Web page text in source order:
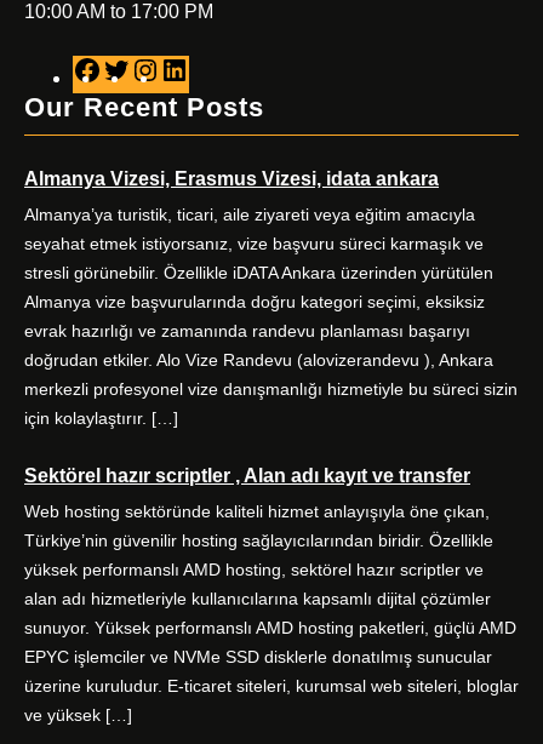
10:00 AM to 17:00 PM
F
a
b
o
o
k
T
w
t
e
r
n
a
g
r
a
m
i
e
d
I
n
Our Recent Posts
Almanya Vizesi, Erasmus Vizesi, idata ankara
Almanya’ya turistik, ticari, aile ziyareti veya eğitim amacıyla
seyahat etmek istiyorsanız, vize başvuru süreci karmaşık ve
stresli görünebilir. Özellikle iDATA Ankara üzerinden yürütülen
Almanya vize başvurularında doğru kategori seçimi, eksiksiz
evrak hazırlığı ve zamanında randevu planlaması başarıyı
doğrudan etkiler. Alo Vize Randevu (alovizerandevu ), Ankara
merkezli profesyonel vize danışmanlığı hizmetiyle bu süreci sizin
için kolaylaştırır. […]
Sektörel hazır scriptler , Alan adı kayıt ve transfer
Web hosting sektöründe kaliteli hizmet anlayışıyla öne çıkan,
Türkiye’nin güvenilir hosting sağlayıcılarından biridir. Özellikle
yüksek performanslı AMD hosting, sektörel hazır scriptler ve
alan adı hizmetleriyle kullanıcılarına kapsamlı dijital çözümler
sunuyor. Yüksek performanslı AMD hosting paketleri, güçlü AMD
EPYC işlemciler ve NVMe SSD disklerle donatılmış sunucular
üzerine kuruludur. E-ticaret siteleri, kurumsal web siteleri, bloglar
ve yüksek […]